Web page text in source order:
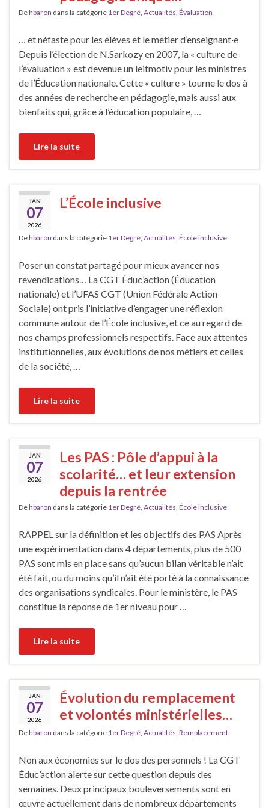
Dehbaron dans la catégorie 1er Degré, Actualités, Évaluation
… et néfaste pour les élèves et le métier d’enseignant·e
Depuis l’élection de N.Sarkozy en 2007, la « culture de
l’évaluation » est devenue un leitmotiv pour les ministres
de l’Éducation nationale. Cette « culture » tourne le dos à
des années de recherche en pédagogie, mais aussi aux
bienfaits qui, grâce à l’éducation populaire, …
Lire la suite
JAN
07
2026
L’École inclusive
Dehbaron dans la catégorie 1er Degré, Actualités, École inclusive
Poser un constat partagé pour mieux avancer nos
revendications… La CGT Éduc’action (Éducation
nationale) et l’UFAS CGT (Union Fédérale Action
Sociale) ont pris l’initiative d’engager une réflexion
commune autour de l’École inclusive, et ce au regard de
nos champs professionnels respectifs. Face aux attentes
institutionnelles, aux évolutions de nos métiers et celles
de la société, …
Lire la suite
JAN
07
2026
Les PAS : Pôle d’appui à la
scolarité… et leur extension
depuis la rentrée
Dehbaron dans la catégorie 1er Degré, Actualités, École inclusive
RAPPEL sur la définition et les objectifs des PAS Après
une expérimentation dans 4 départements, plus de 500
PAS sont mis en place sans qu’aucun bilan véritable n’ait
été fait, ou du moins qu’il n’ait été porté à la connaissance
des organisations syndicales. Pour le ministère, le PAS
constitue la réponse de 1er niveau pour …
Lire la suite
JAN
07
2026
Évolution du remplacement
et volontés ministérielles…
Dehbaron dans la catégorie 1er Degré, Actualités, Remplacement
Non aux économies sur le dos des personnels ! La CGT
Éduc’action alerte sur cette question depuis des
semaines. Deux principaux bouleversements sont en
œuvre actuellement dans de nombreux départements